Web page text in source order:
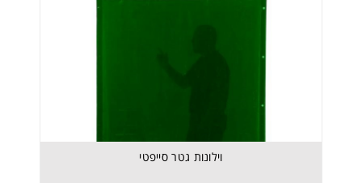
וילונות גטר סייפטי